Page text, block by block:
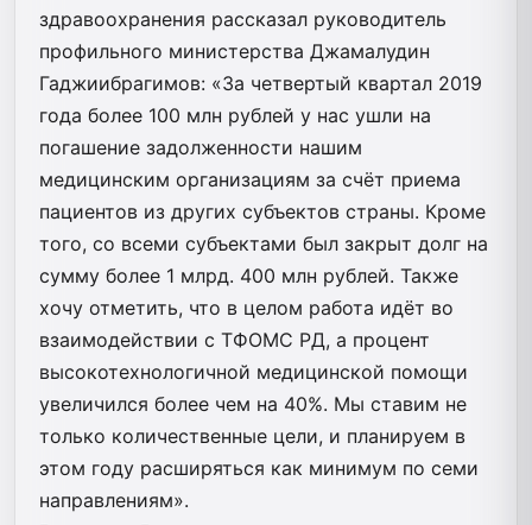
здравоохранения рассказал руководитель
профильного министерства Джамалудин
Гаджиибрагимов: «За четвертый квартал 2019
года более 100 млн рублей у нас ушли на
погашение задолженности нашим
медицинским организациям за счёт приема
пациентов из других субъектов страны. Кроме
того, со всеми субъектами был закрыт долг на
сумму более 1 млрд. 400 млн рублей. Также
хочу отметить, что в целом работа идёт во
взаимодействии с ТФОМС РД, а процент
высокотехнологичной медицинской помощи
увеличился более чем на 40%. Мы ставим не
только количественные цели, и планируем в
этом году расширяться как минимум по семи
направлениям».